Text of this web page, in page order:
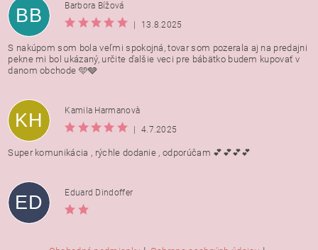
BB
Barbora Bížová
|
13.8.2025
S nakúpom som bola veľmi spokojná, tovar som pozerala aj na predajni
pekne mi bol ukázaný, určite ďalšie veci pre bábätko budem kupovať v
danom obchode 🩵🩶
KH
Kamila Harmanovà
|
4.7.2025
Super komunikácia , rýchle dodanie , odporúčam 💕💕💕💕
ED Eduard Dindoffer